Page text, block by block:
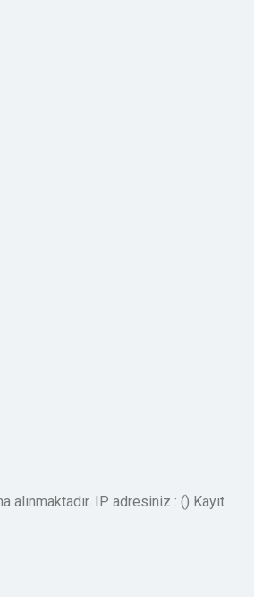
alınmaktadır. IP adresiniz : () Kayıt